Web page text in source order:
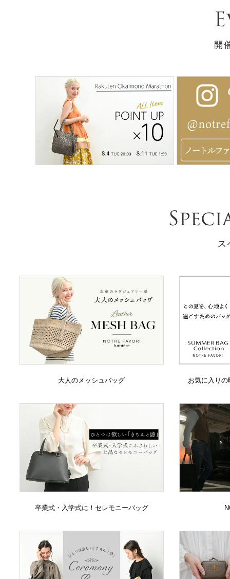
Previous
大人のメッシュバッグ お気に入り
卒業式・入学式に！セレモニーバッグ